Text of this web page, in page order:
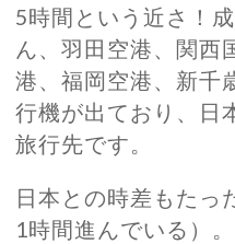
5時間という近さ！
ん、羽田空港、関西
港、福岡空港、新千
行機が出ており、日
旅行先です。
日本との時差もたっ
1時間進んでいる）